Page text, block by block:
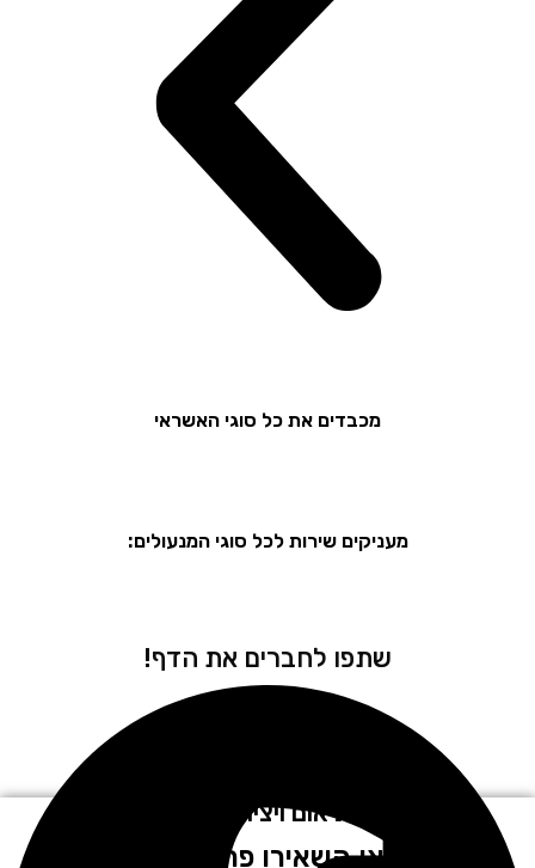
מכבדים את כל סוגי האשראי
מעניקים שירות לכל סוגי המנעולים:
שתפו לחברים את הדף!
לתיאום ויצירת קשר
חייגו או השאירו פרטים בטופס!